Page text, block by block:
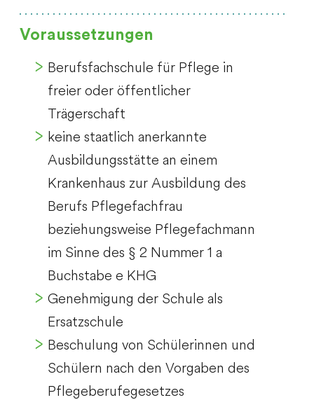
Voraussetzungen
Berufsfachschule für Pflege in
freier oder öffentlicher
Trägerschaft
keine staatlich anerkannte
Ausbildungsstätte an einem
Krankenhaus zur Ausbildung des
Berufs Pflegefachfrau
beziehungsweise Pflegefachmann
im Sinne des § 2 Nummer 1 a
Buchstabe e KHG
Genehmigung der Schule als
Ersatzschule
Beschulung von Schülerinnen und
Schülern nach den Vorgaben des
Pflegeberufegesetzes